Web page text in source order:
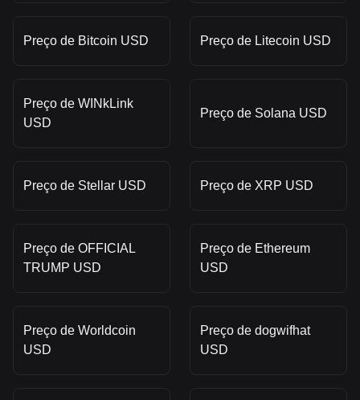
Preço de Bitcoin USD Preço de Litecoin USD
Preço de WINkLink
USD
Preço de Solana USD
Preço de Stellar USD Preço de XRP USD
Preço de OFFICIAL
TRUMP USD
Preço de Ethereum
USD
Preço de Worldcoin
USD
Preço de dogwifhat
USD